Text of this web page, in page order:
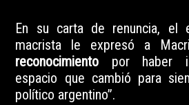
En su carta de renuncia, el
macrista le expresó a
reconocimiento por haber
espacio que cambió para
político argentino”.